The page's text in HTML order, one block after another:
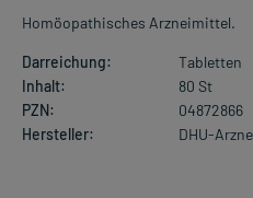
Homöopathisches Arzneimittel.
Darreichung:
Tabletten
Inhalt:
80 St
PZN:
04872866
Hersteller:
DHU-